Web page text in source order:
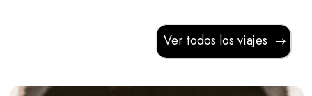
Ver todos los viajes